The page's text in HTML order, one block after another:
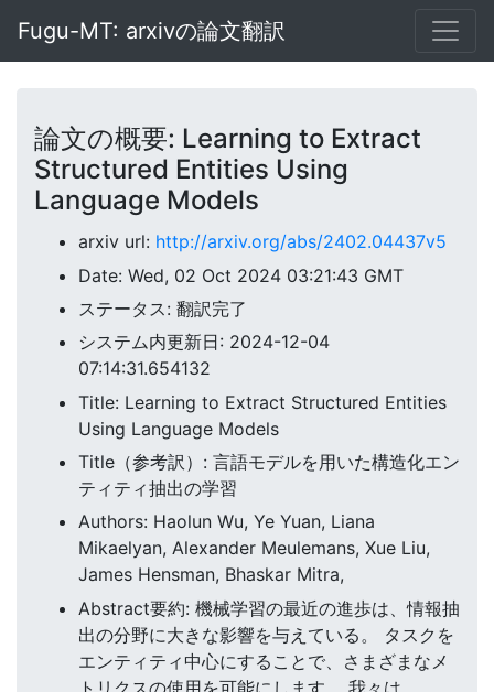
Fugu-MT: arxivの論文翻訳
論文の概要: Learning to Extract
Structured Entities Using
Language Models
arxiv url: http://arxiv.org/abs/2402.04437v5
Date: Wed, 02 Oct 2024 03:21:43 GMT
ステータス: 翻訳完了
システム内更新日: 2024-12-04
07:14:31.654132
Title: Learning to Extract Structured Entities
Using Language Models
Title（参考訳）: 言語モデルを用いた構造化エン
ティティ抽出の学習
Authors: Haolun Wu, Ye Yuan, Liana
Mikaelyan, Alexander Meulemans, Xue Liu,
James Hensman, Bhaskar Mitra,
Abstract要約: 機械学習の最近の進歩は、情報抽
出の分野に大きな影響を与えている。 タスクを
エンティティ中心にすることで、さまざまなメ
トリクスの使用を可能にします。 我々は、